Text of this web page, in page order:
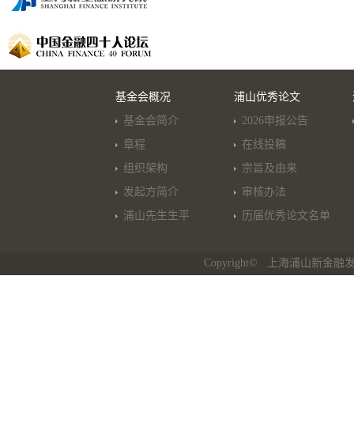
基金会概况
基金会简介
章程
组织架构
发起方简介
浦山先生生平
浦山优秀论文
2026申报公告
在线投稿
宗旨及由来
审核办法
历届优秀论文名单
Copyright© 上海浦山新金融